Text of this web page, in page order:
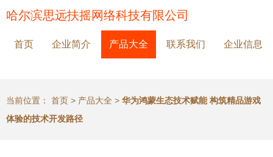
哈尔滨思远扶摇网络科技有限公司
首页 企业简介 产品大全 联系我们 企业信息
当前位置： 首页 > 产品大全 > 华为鸿蒙生态技术赋能 构筑精品游戏
体验的技术开发路径